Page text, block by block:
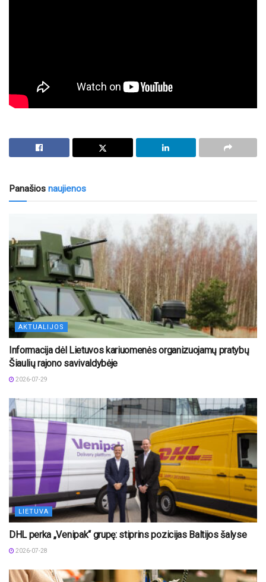
Panašios naujienos
AKTUALIJOS
Informacija dėl Lietuvos kariuomenės organizuojamų pratybų
Šiaulių rajono savivaldybėje
2026-07-29
LIETUVA
DHL perka „Venipak“ grupę: stiprins pozicijas Baltijos šalyse
2026-07-28